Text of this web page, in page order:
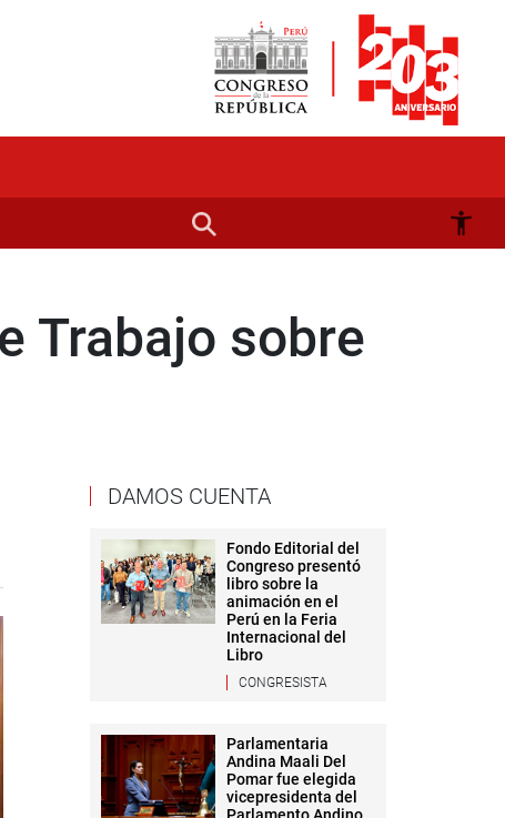
Trabajo sobre
DAMOS CUENTA
Fondo Editorial del
Congreso presentó
libro sobre la
animación en el
Perú en la Feria
Internacional del
Libro
CONGRESISTA
Parlamentaria
Andina Maali Del
Pomar fue elegida
vicepresidenta del